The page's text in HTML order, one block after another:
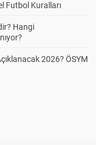
Futbol Kuralları
Hangi
2026? ÖSYM